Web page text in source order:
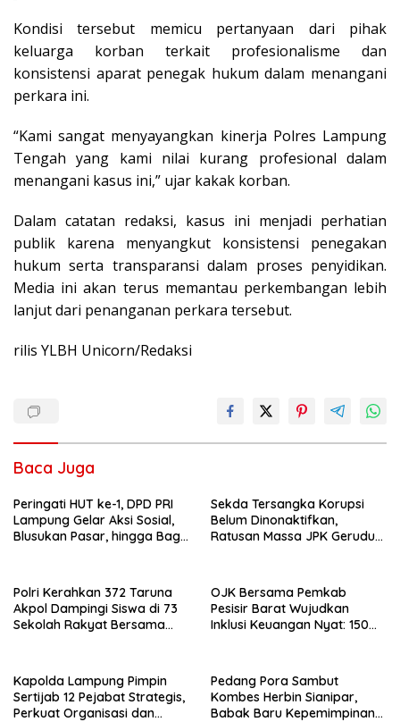
Kondisi tersebut memicu pertanyaan dari pihak
keluarga korban terkait profesionalisme dan
konsistensi aparat penegak hukum dalam menangani
perkara ini.
“Kami sangat menyayangkan kinerja Polres Lampung
Tengah yang kami nilai kurang profesional dalam
menangani kasus ini,” ujar kakak korban.
Dalam catatan redaksi, kasus ini menjadi perhatian
publik karena menyangkut konsistensi penegakan
hukum serta transparansi dalam proses penyidikan.
Media ini akan terus memantau perkembangan lebih
lanjut dari penanganan perkara tersebut.
rilis YLBH Unicorn/Redaksi
Baca Juga
Peringati HUT ke-1, DPD PRI
Lampung Gelar Aksi Sosial,
Blusukan Pasar, hingga Bagi-
Sekda Tersangka Korupsi
Belum Dinonaktifkan,
Ratusan Massa JPK Geruduk
Polri Kerahkan 372 Taruna
Akpol Dampingi Siswa di 73
Sekolah Rakyat Bersama
OJK Bersama Pemkab
Pesisir Barat Wujudkan
Inklusi Keuangan Nyat: 150
Kapolda Lampung Pimpin
Sertijab 12 Pejabat Strategis,
Perkuat Organisasi dan
Pedang Pora Sambut
Kombes Herbin Sianipar,
Babak Baru Kepemimpinan